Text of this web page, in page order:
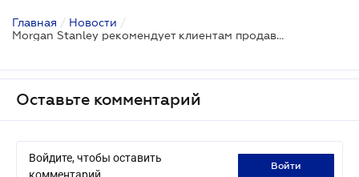
Главная / Новости /
Morgan Stanley рекомендует клиентам продавать еврооблигации Украины
Оставьте комментарий
Войдите, чтобы оставить
комментарий
войти